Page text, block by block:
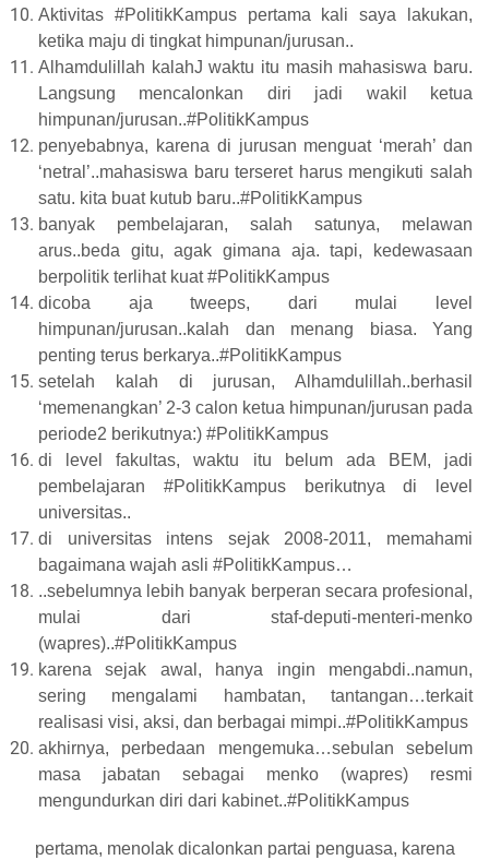
Aktivitas #PolitikKampus pertama kali saya lakukan,
ketika maju di tingkat himpunan/jurusan..
Alhamdulillah kalahJ waktu itu masih mahasiswa baru.
Langsung mencalonkan diri jadi wakil ketua
himpunan/jurusan..#PolitikKampus
penyebabnya, karena di jurusan menguat ‘merah’ dan
‘netral’..mahasiswa baru terseret harus mengikuti salah
satu. kita buat kutub baru..#PolitikKampus
banyak pembelajaran, salah satunya, melawan
arus..beda gitu, agak gimana aja. tapi, kedewasaan
berpolitik terlihat kuat #PolitikKampus
dicoba aja tweeps, dari mulai level
himpunan/jurusan..kalah dan menang biasa. Yang
penting terus berkarya..#PolitikKampus
setelah kalah di jurusan, Alhamdulillah..berhasil
‘memenangkan’ 2-3 calon ketua himpunan/jurusan pada
periode2 berikutnya:) #PolitikKampus
di level fakultas, waktu itu belum ada BEM, jadi
pembelajaran #PolitikKampus berikutnya di level
universitas..
di universitas intens sejak 2008-2011, memahami
bagaimana wajah asli #PolitikKampus…
..sebelumnya lebih banyak berperan secara profesional,
mulai dari staf-deputi-menteri-menko
(wapres)..#PolitikKampus
karena sejak awal, hanya ingin mengabdi..namun,
sering mengalami hambatan, tantangan…terkait
realisasi visi, aksi, dan berbagai mimpi..#PolitikKampus
akhirnya, perbedaan mengemuka…sebulan sebelum
masa jabatan sebagai menko (wapres) resmi
mengundurkan diri dari kabinet..#PolitikKampus
pertama, menolak dicalonkan partai penguasa, karena